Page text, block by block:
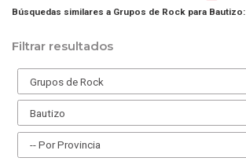
Búsquedas similares a Grupos de Rock para Bautizo:
Filtrar resultados